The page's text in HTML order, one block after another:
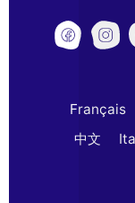
Français
中文